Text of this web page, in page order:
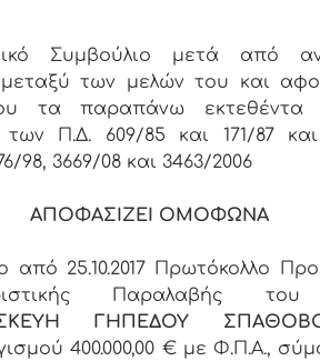
Συμβούλιο μετά από
των μελών του και
τα παραπάνω εκτεθέντα
των Π.Δ. 609/85 και 171/87
98, 3669/08 και 3463/2006
ΑΠΟΦΑΣΙΖΕΙ ΟΜΟΦΩΝΑ
από 25.10.2017 Πρωτόκολλο
Παραλαβής του
ΓΗΠΕΔΟΥ
400.000,00 € με Φ.Π.Α.,